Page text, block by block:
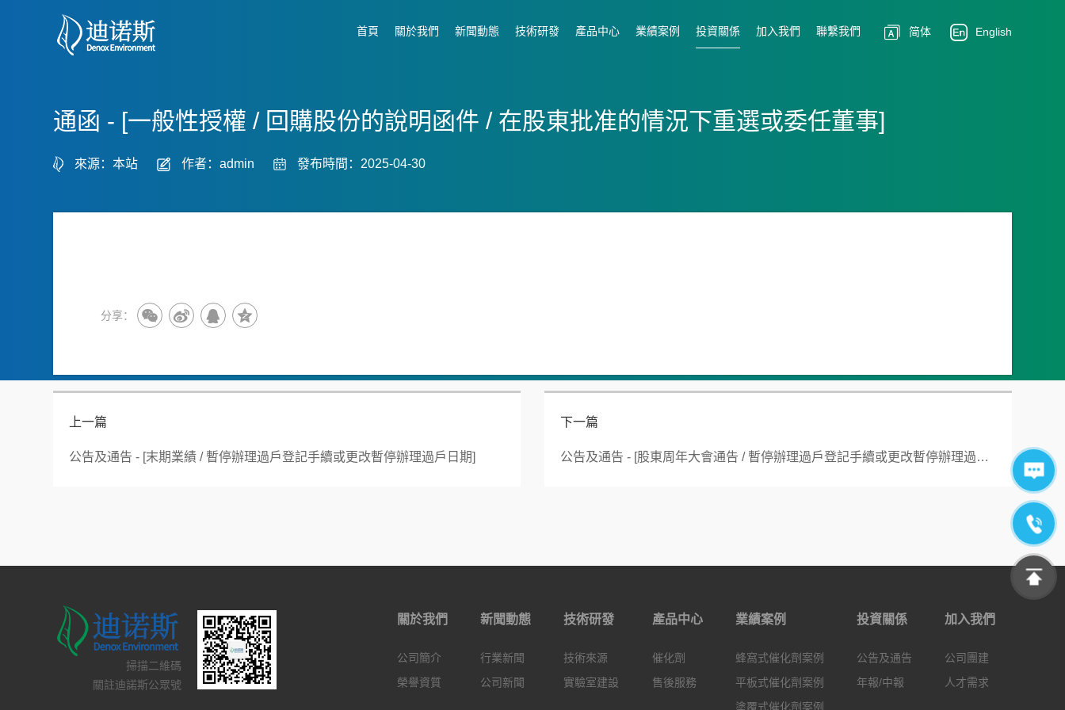
首頁 關於我們 新聞動態 技術研發 產品中心 業績案例 投資關係 加入我們 聯繫我們 简体 English
通函 - [一般性授權 / 回購股份的說明函件 / 在股東批准的情況下重選或委任董事]
來源：本站 作者：admin 發布時間：2025-04-30
分享：
上一篇
公告及通告 - [末期業績 / 暫停辦理過戶登記手續或更改暫停辦理過戶日期]
下一篇
公告及通告 - [股東周年大會通告 / 暫停辦理過戶登記手續或更改暫停辦理過戶日期]
掃描二維碼
關註迪諾斯公眾號
關於我們
公司簡介
榮譽資質
新聞動態
行業新聞
公司新聞
技術研發
技術來源
實驗室建設
產品中心
催化劑
售後服務
業績案例
蜂窩式催化劑案例
平板式催化劑案例
塗覆式催化劑案例
投資關係
公告及通告
年報/中報
加入我們
公司團建
人才需求